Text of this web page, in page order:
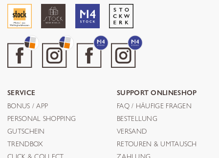
SERVICE
BONUS / APP
PERSONAL SHOPPING
GUTSCHEIN
TRENDBOX
SUPPORT ONLINESHOP
FAQ / HÄUFIGE FRAGEN
BESTELLUNG
VERSAND
RETOUREN & UMTAUSCH